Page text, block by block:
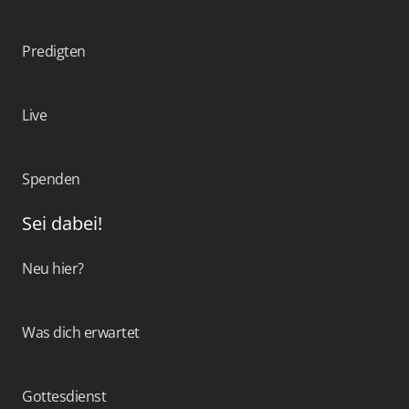
Predigten
Live
Spenden
Sei dabei!
Neu hier?
Was dich erwartet
Gottesdienst